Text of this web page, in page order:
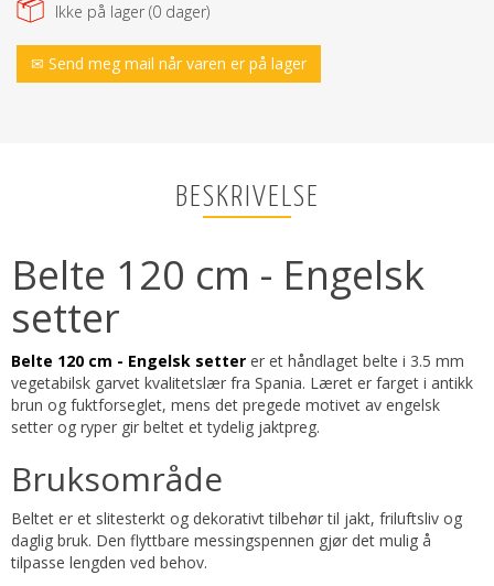
Ikke på lager (0 dager)
✉ Send meg mail når varen er på lager
BESKRIVELSE
Belte 120 cm - Engelsk
setter
Belte 120 cm - Engelsk setter er et håndlaget belte i 3.5 mm
vegetabilsk garvet kvalitetslær fra Spania. Læret er farget i antikk
brun og fuktforseglet, mens det pregede motivet av engelsk
setter og ryper gir beltet et tydelig jaktpreg.
Bruksområde
Beltet er et slitesterkt og dekorativt tilbehør til jakt, friluftsliv og
daglig bruk. Den flyttbare messingspennen gjør det mulig å
tilpasse lengden ved behov.